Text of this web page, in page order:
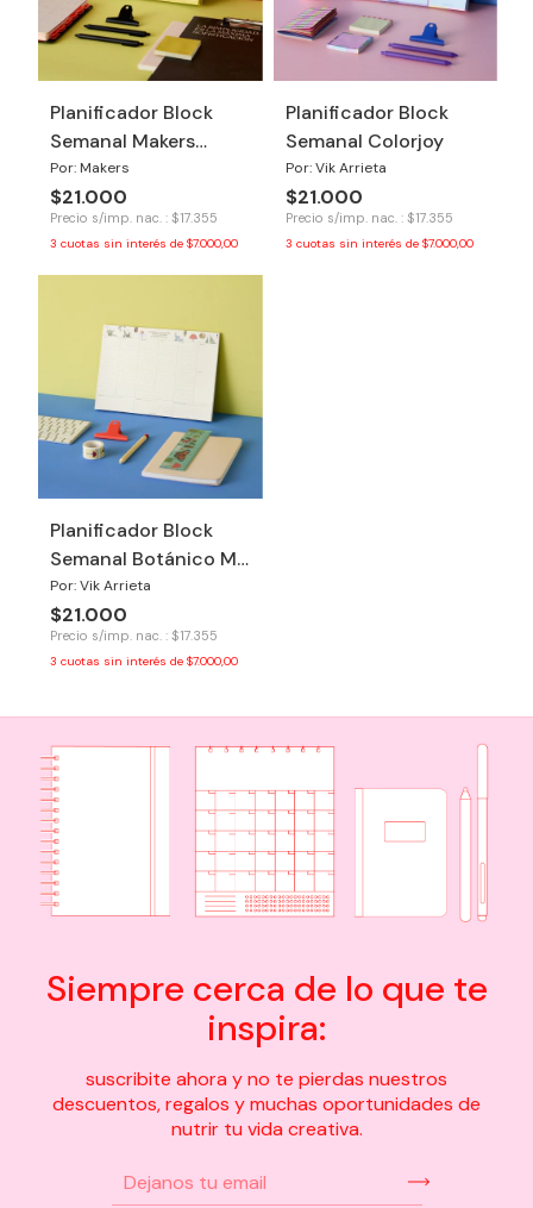
Planificador Block
Semanal Makers
Logos
Por: Makers
$21.000
Precio s/imp. nac. : $17.355
3 cuotas sin interés de $7.000,00
Planificador Block
Semanal Colorjoy
Por: Vik Arrieta
$21.000
Precio s/imp. nac. : $17.355
3 cuotas sin interés de $7.000,00
Planificador Block
Semanal Botánico Mi
Propio Jardín
Por: Vik Arrieta
$21.000
Precio s/imp. nac. : $17.355
3 cuotas sin interés de $7.000,00
Siempre cerca de lo que te
inspira:
suscribite ahora y no te pierdas nuestros
descuentos, regalos y muchas oportunidades de
nutrir tu vida creativa.